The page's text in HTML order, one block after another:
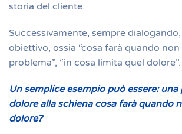
storia del cliente.
Successivamente, sempre
obiettivo, ossia “cosa farà quando non
problema”, “in cosa limita quel dolore”.
Un semplice esempio può essere:
dolore alla schiena cosa farà quando
dolore?